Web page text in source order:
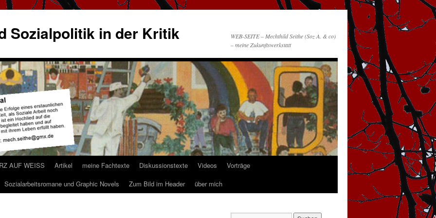
Sozialpolitik in der Kritik
WEB-SEITE – Mechthild Seithe (Soz A. & co)
– meine Zukunftswerkstatt
AUF WEISS Artikel meine Fachtexte Diskussionstexte Videos
Vorträge
Sozialarbeitsromane und Graphic Novels Zum Bild im Header über mich